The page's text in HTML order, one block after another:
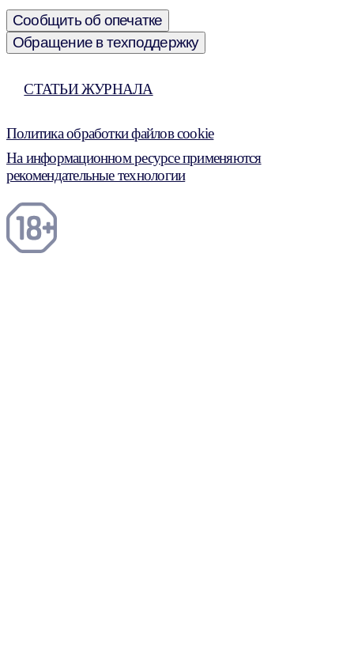
Сообщить об опечатке
Обращение в техподдержку
СТАТЬИ ЖУРНАЛА
Политика обработки файлов cookie
На информационном ресурсе применяются
рекомендательные технологии